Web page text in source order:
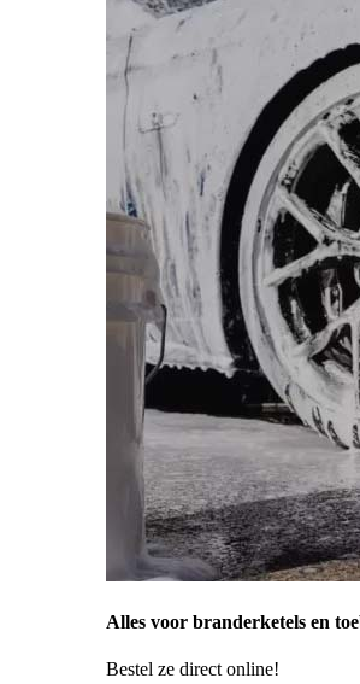
Alles voor branderketels en
Bestel ze direct online!